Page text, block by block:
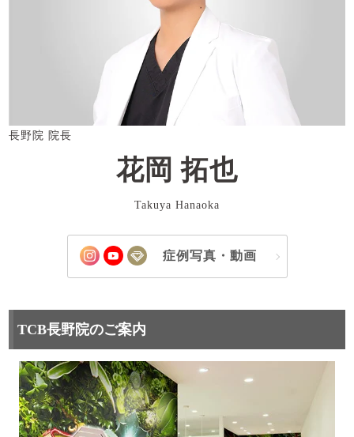
長野院 院長
花岡 拓也
Takuya Hanaoka
症例写真・動画
TCB長野院のご案内